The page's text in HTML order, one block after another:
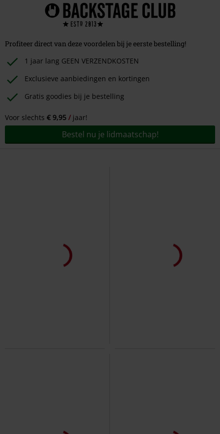
Profiteer direct van deze voordelen bij je eerste bestelling!
1 jaar lang GEEN VERZENDKOSTEN
Exclusieve aanbiedingen en kortingen
Gratis goodies bij je bestelling
Voor slechts € 9,95 jaar!
Bestel nu je lidmaatschap!